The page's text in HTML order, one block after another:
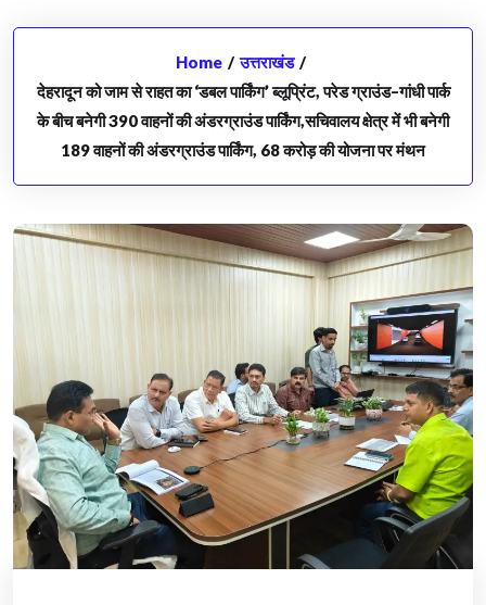
Home / उत्तराखंड /
देहरादून को जाम से राहत का ‘डबल पार्किंग’ ब्लूप्रिंट, परेड ग्राउंड–गांधी पार्क
के बीच बनेगी 390 वाहनों की अंडरग्राउंड पार्किंग,सचिवालय क्षेत्र में भी बनेगी
189 वाहनों की अंडरग्राउंड पार्किंग, 68 करोड़ की योजना पर मंथन